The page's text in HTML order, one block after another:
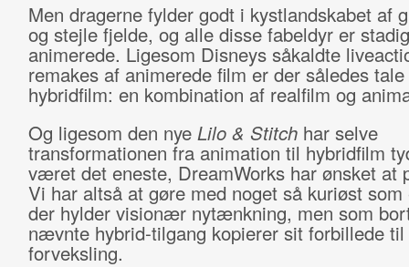
Men dragerne fylder godt i kystlandskabet af
og stejle fjelde, og alle disse fabeldyr er
animerede. Ligesom Disneys såkaldte
remakes af animerede film er der således
hybridfilm: en kombination af realfilm og
Og ligesom den nye Lilo & Stitchhar selve
transformationen fra animation til hybridfilm
været det eneste, DreamWorks har ønsket at
Vi har altså at gøre med noget så kuriøst som
der hylder visionær nytænkning, men som
nævnte hybrid-tilgang kopierer sit forbillede til
forveksling.